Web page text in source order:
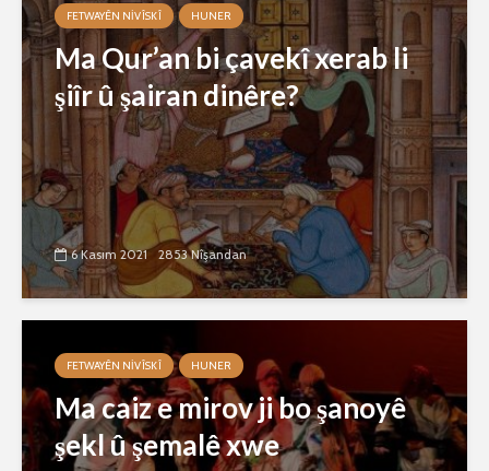
FETWAYÊN NIVÎSKÎ HUNER
Ma Qur’an bi çavekî xerab li
şiîr û şairan dinêre?
6 Kasım 2021 2853 Nîşandan
FETWAYÊN NIVÎSKÎ HUNER
Ma caiz e mirov ji bo şanoyê
şekl û şemalê xwe